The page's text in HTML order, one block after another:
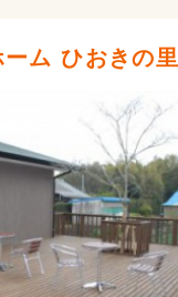
ム ひおきの里